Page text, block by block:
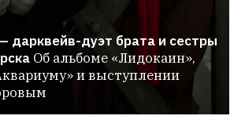
дарквейв-дуэт брата и сестры
Об альбоме «Лидокаин»,
и выступлении